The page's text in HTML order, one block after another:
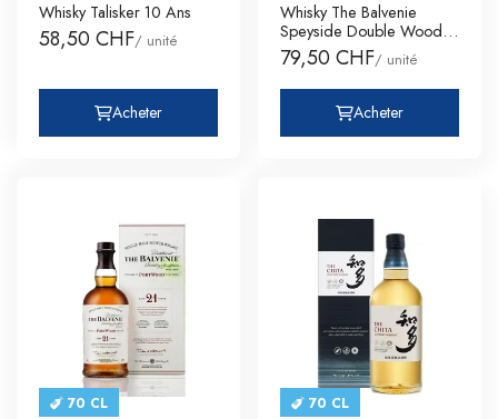
Whisky Talisker 10 Ans
58,50 CHF/ unité
Acheter
Whisky The Balvenie
Speyside Double Wood
Cask 12
79,50 CHF/ unité
Acheter
70 CL 70 CL